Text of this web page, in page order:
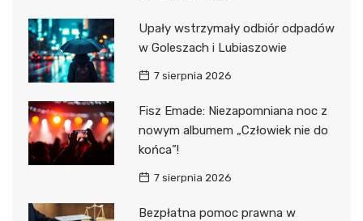
Upały wstrzymały odbiór odpadów
w Goleszach i Lubiaszowie
7 sierpnia 2026
Fisz Emade: Niezapomniana noc z
nowym albumem „Człowiek nie do
końca”!
7 sierpnia 2026
Bezpłatna pomoc prawna w